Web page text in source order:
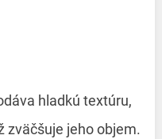
hladkú textúru,
zväčšuje jeho objem.